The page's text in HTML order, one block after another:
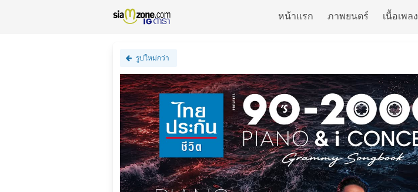
หน้าแรก ภาพยนตร์ เนื้อเพลง
รูปใหม่กว่า